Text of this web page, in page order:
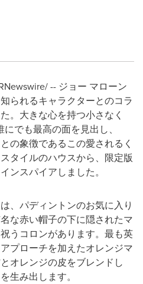
-- ジョー マローン
られるキャラクターとのコラ
。大きな心を持つ小さなく
でも最高の面を見出し、
の象徴であるこの愛されるく
タイルのハウスから、限定版
ンスパイアしました。
、パディントンのお気に入り
な赤い帽子の下に隠されたマ
うコロンがあります。最も英
プローチを加えたオレンジマ
オレンジの皮をブレンドし
生み出します。